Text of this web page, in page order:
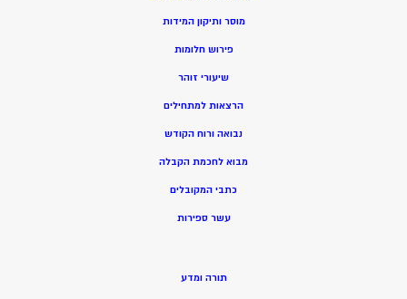
מוסר ותיקון המידות
פירוש חלומות
שיעורי זוהר
הרצאות למתחילים
נבואה ורוח הקודש
מבוא לחכמת הקבלה
כתבי המקובלים
עשר ספירות
תורה ומדע